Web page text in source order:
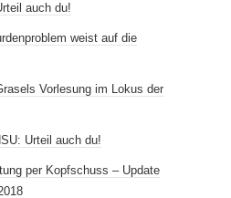
auch du!
weist auf die
Vorlesung im Lokus der
Urteil auch du!
per Kopfschuss – Update